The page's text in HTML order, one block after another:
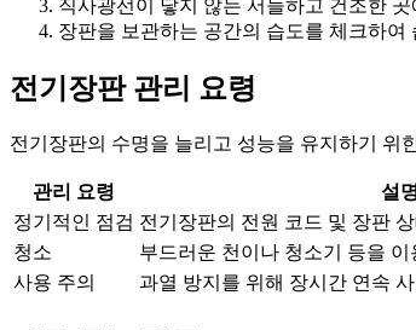
직사광선이 닿지 않는 서늘하고 건조한
장판을 보관하는 공간의 습도를 체크하여
전기장판 관리 요령
전기장판의 수명을 늘리고 성능을 유지하기 위
관리 요령
설
정기적인 점검 전기장판의 전원 코드 및 장판
청소
부드러운 천이나 청소기 등을
사용 주의
과열 방지를 위해 장시간 연속